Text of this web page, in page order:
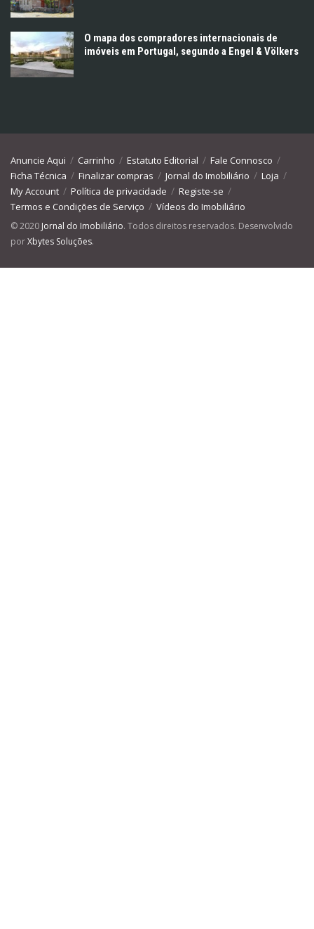
O mapa dos compradores internacionais de
imóveis em Portugal, segundo a Engel & Völkers
Anuncie Aqui Carrinho Estatuto Editorial
Fale Connosco
Ficha Técnica
Finalizar compras Jornal do Imobiliário
Loja
My Account
Política de privacidade
Registe-se
Termos e Condições de Serviço
Vídeos do Imobiliário
© 2020 Jornal do Imobiliário. Todos direitos reservados. Desenvolvido
porXbytes Soluções.